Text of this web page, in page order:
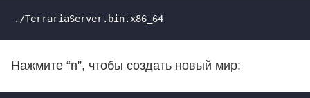
./TerrariaServer.bin.x86_64
Нажмите “n”, чтобы создать новый мир: